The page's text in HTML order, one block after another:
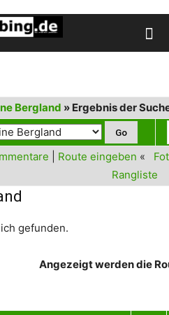
Bergland » Ergebnis der
Route eingeben «
Rangliste
gefunden.
Angezeigt werden die